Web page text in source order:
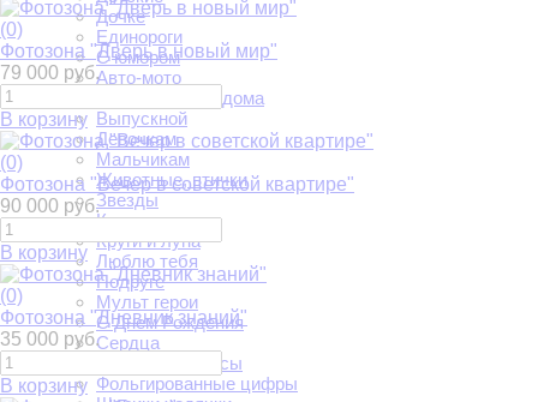
Дочке
Единороги
С юмором
Авто-мото
Встреча из роддома
Выпускной
Девочкам
Мальчикам
Животные, птички
Звезды
Круги
Круги и луна
Люблю тебя
Подруге
Мульт герои
С Днем Рождения
Сердца
Феи и Принцессы
Фольгированные цифры
(0)
Фотозона "Дверь в новый мир"
79 000 руб.
В корзину
(0)
Фотозона "Вечер в советской квартире"
90 000 руб.
В корзину
(0)
Фотозона "Дневник знаний"
35 000 руб.
В корзину